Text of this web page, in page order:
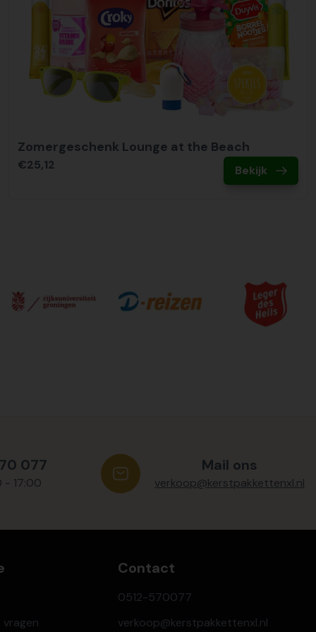
Zomergeschenk Lounge at the Beach
€25,12 Bekijk
077
- 17:00
Mail ons
verkoop@kerstpakkettenxl.nl
vragen
Contact
0512-570077
verkoop@kerstpakkettenxl.nl